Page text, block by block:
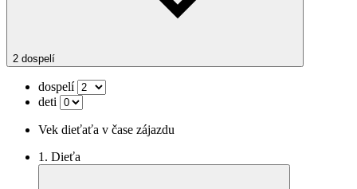
2 dospelí
dospelí
deti
Vek dieťaťa v čase zájazdu
1. Dieťa